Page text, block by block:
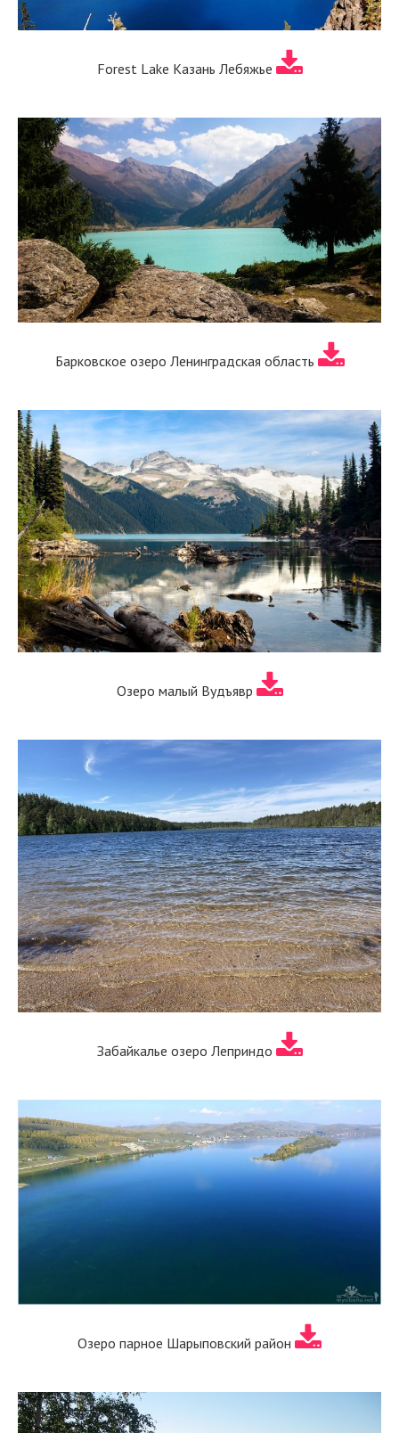
Forest Lake Казань Лебяжье
Барковское озеро Ленинградская область
Озеро малый Вудъявр
Забайкалье озеро Леприндо
Озеро парное Шарыповский район